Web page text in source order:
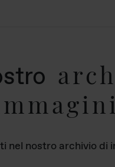
nel nostro archivio di